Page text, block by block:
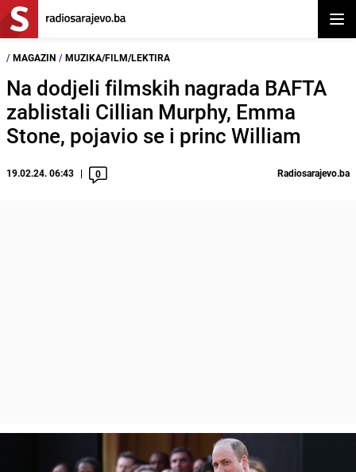
/ MAGAZIN / MUZIKA/FILM/LEKTIRA
Na dodjeli filmskih nagrada BAFTA
zablistali Cillian Murphy, Emma
Stone, pojavio se i princ William
19.02.24. 06:43 0 Radiosarajevo.ba